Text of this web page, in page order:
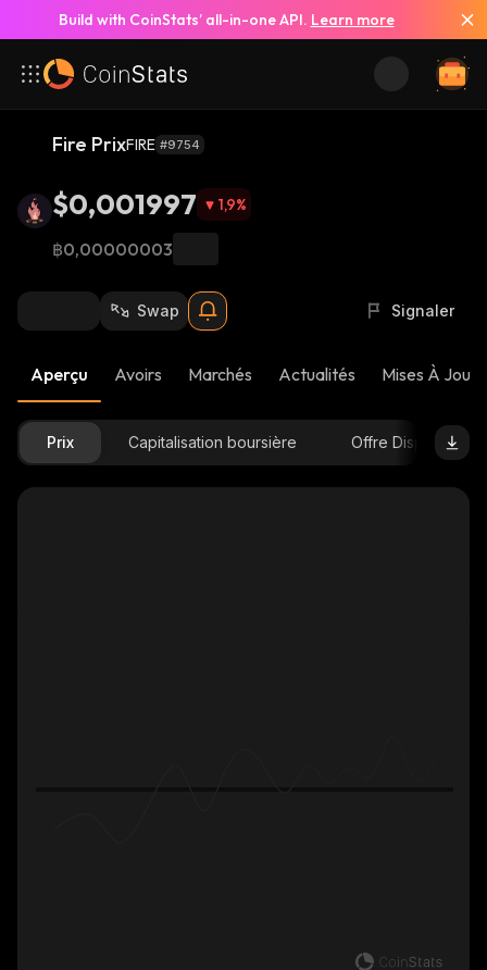
Build with CoinStats’ all-in-one API. Learn more
Fire PrixFIRE #9754
$0,001997 1,9%
฿0,00000003
Swap Signaler
Aperçu Avoirs Marchés Actualités Mises À Jour
Prix Capitalisation boursière Offre Disponible